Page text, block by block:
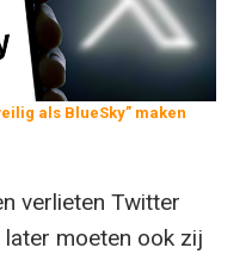
als BlueSky” maken
verlieten Twitter
later moeten ook zij